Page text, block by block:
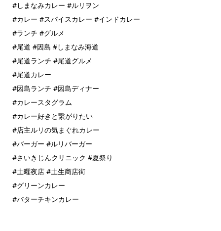
#しまなみカレー #ルリヲン
#カレー #スパイスカレー #インドカレー
#ランチ #グルメ
#尾道 #因島 #しまなみ海道
#尾道ランチ #尾道グルメ
#尾道カレー
#因島ランチ #因島ディナー
#カレースタグラム
#カレー好きと繋がりたい
#店主ルリの気まぐれカレー
#バーガー #ルリバーガー
#さいきじんクリニック #夏祭り
#土曜夜店 #土生商店街
#グリーンカレー
#バターチキンカレー